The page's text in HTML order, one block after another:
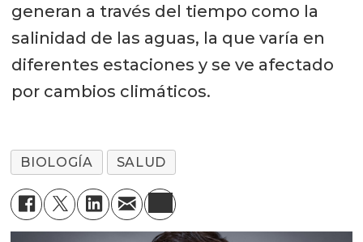
generan a través del tiempo como la
salinidad de las aguas, la que varía en
diferentes estaciones y se ve afectado
por cambios climáticos.
BIOLOGÍA SALUD